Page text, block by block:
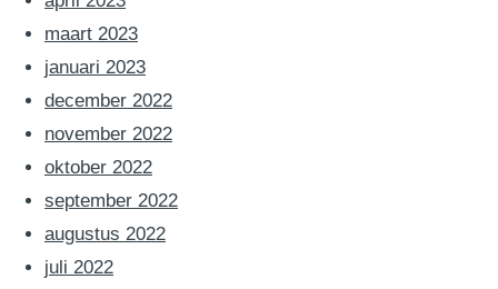
maart 2023
januari 2023
december 2022
november 2022
oktober 2022
september 2022
augustus 2022
juli 2022